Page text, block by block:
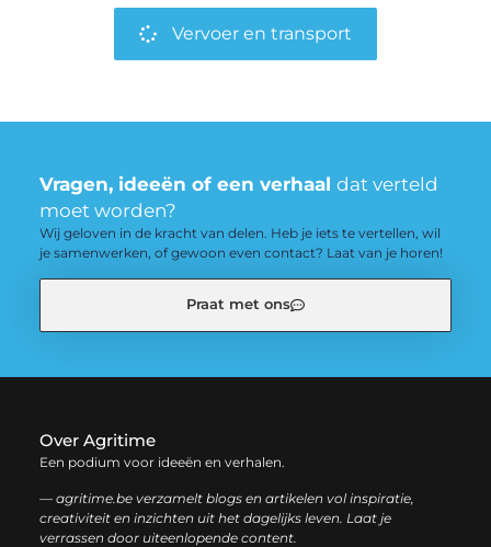
Vervoer en transport
Vragen, ideeën of een verhaal dat verteld
moet worden?
Wij geloven in de kracht van delen. Heb je iets te vertellen, wil
je samenwerken, of gewoon even contact? Laat van je horen!
Praat met ons
Over Agritime
Een podium voor ideeën en verhalen.
— agritime.be verzamelt blogs en artikelen vol inspiratie,
creativiteit en inzichten uit het dagelijks leven. Laat je
verrassen door uiteenlopende content.